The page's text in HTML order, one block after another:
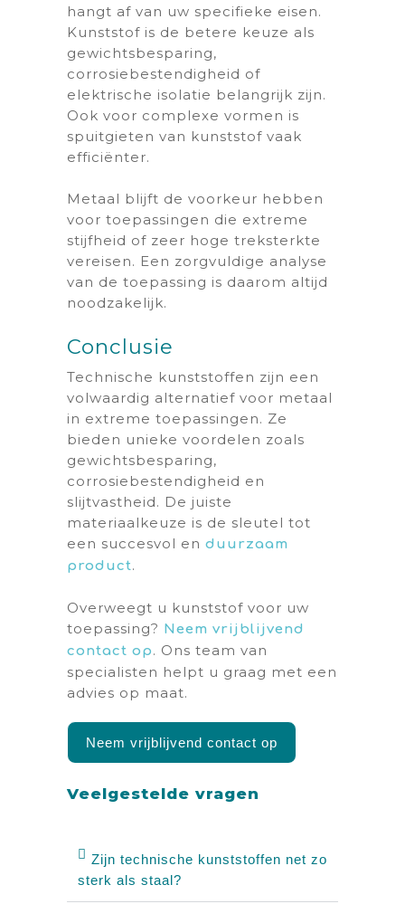
hangt af van uw specifieke eisen.
Kunststof is de betere keuze als
gewichtsbesparing,
corrosiebestendigheid of
elektrische isolatie belangrijk zijn.
Ook voor complexe vormen is
spuitgieten van kunststof vaak
efficiënter.
Metaal blijft de voorkeur hebben
voor toepassingen die extreme
stijfheid of zeer hoge treksterkte
vereisen. Een zorgvuldige analyse
van de toepassing is daarom altijd
noodzakelijk.
Conclusie
Technische kunststoffen zijn een
volwaardig alternatief voor metaal
in extreme toepassingen. Ze
bieden unieke voordelen zoals
gewichtsbesparing,
corrosiebestendigheid en
slijtvastheid. De juiste
materiaalkeuze is de sleutel tot
een succesvol en duurzaam
product.
Overweegt u kunststof voor uw
toepassing? Neem vrijblijvend
contact op. Ons team van
specialisten helpt u graag met een
advies op maat.
Neem vrijblijvend contact op
Veelgestelde vragen
Zijn technische kunststoffen net zo
sterk als staal?